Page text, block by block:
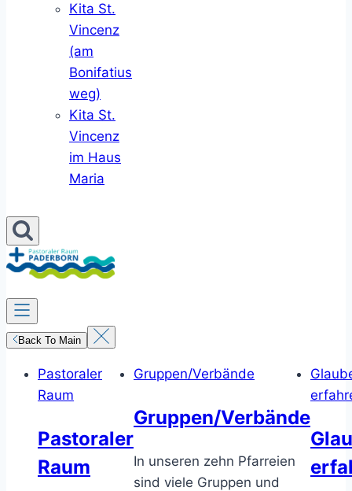
Kita St.
Vincenz
(am
Bonifatius
weg)
Kita St.
Vincenz
im Haus
Maria
Back To Main
Pastoraler
Raum
Pastoraler
Raum
Gruppen/Verbände
Gruppen/Verbände
In unseren zehn Pfarreien
sind viele Gruppen und